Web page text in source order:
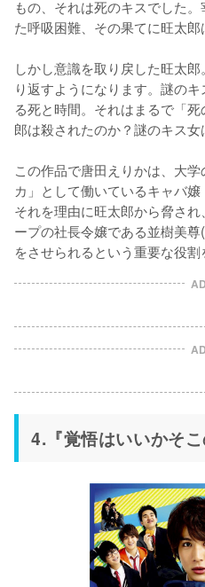
もの、それは死のキスでした
た呼吸困難、その果てに旺太郎
しかし意識を取り戻した旺太
り返すようになります。謎の
る死と時間。それはまるで「
郎は殺されたのか？謎のキス女
この作品で唐田えりかは、大
カ」として働いているキャバ嬢
それを理由に旺太郎から脅さ
ープの社長令嬢である並樹美
をさせられるという重要な役割
AD
AD
4.『覚悟はいいかそこ